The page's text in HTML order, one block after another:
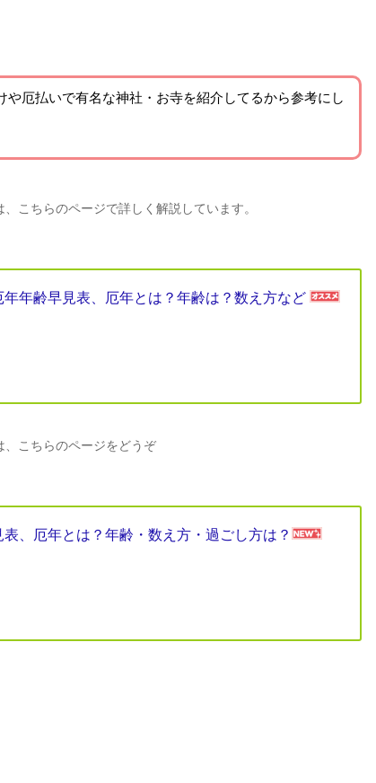
や厄払いで有名な神社・お寺を紹介 してるから参考にし
こちらのページで詳しく解説しています。
年年齢早見表、厄年とは？年齢は？数え方など
こちらのページをどうぞ
、厄年とは？年齢・数え方・過ごし方は？